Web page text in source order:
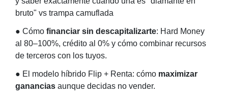
bruto" vs trampa camuflada
● Cómo financiar sin descapitalizarte: Hard Money
al 80–100%, crédito al 0% y cómo combinar recursos
de terceros con los tuyos.
● El modelo híbrido Flip + Renta: cómo maximizar
ganancias aunque decidas no vender.